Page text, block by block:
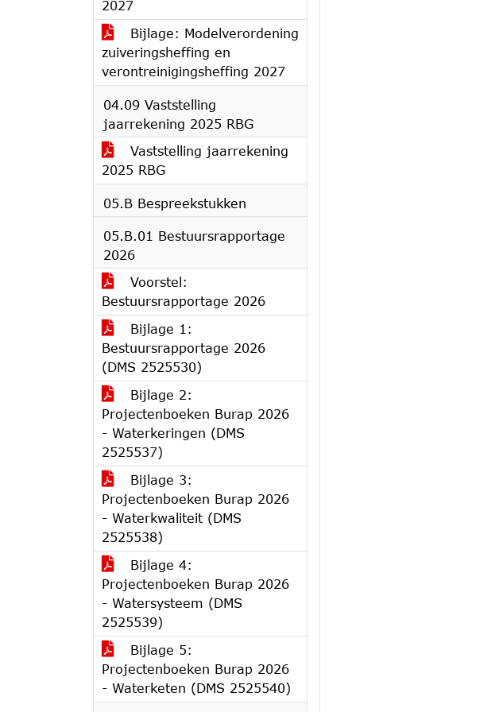
2027
Bijlage: Modelverordening
zuiveringsheffing en
verontreinigingsheffing 2027
04.09 Vaststelling
jaarrekening 2025 RBG
Vaststelling jaarrekening
2025 RBG
05.B Bespreekstukken
05.B.01 Bestuursrapportage
2026
Voorstel:
Bestuursrapportage 2026
Bijlage 1:
Bestuursrapportage 2026
(DMS 2525530)
Bijlage 2:
Projectenboeken Burap 2026
- Waterkeringen (DMS
2525537)
Bijlage 3:
Projectenboeken Burap 2026
- Waterkwaliteit (DMS
2525538)
Bijlage 4:
Projectenboeken Burap 2026
- Watersysteem (DMS
2525539)
Bijlage 5:
Projectenboeken Burap 2026
- Waterketen (DMS 2525540)